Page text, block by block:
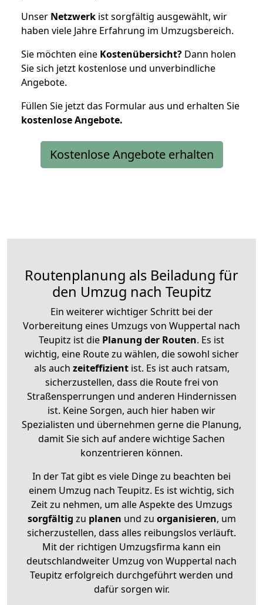
Unser Netzwerk ist sorgfältig ausgewählt, wir
haben viele Jahre Erfahrung im Umzugsbereich.
Sie möchten eine Kostenübersicht? Dann holen
Sie sich jetzt kostenlose und unverbindliche
Angebote.
Füllen Sie jetzt das Formular aus und erhalten Sie
kostenloseAngebote.
Kostenlose Angebote erhalten
Routenplanung als Beiladung für
den Umzug nach Teupitz
Ein weiterer wichtiger Schritt bei der
Vorbereitung eines Umzugs von Wuppertal nach
Teupitz ist die Planung der Routen. Es ist
wichtig, eine Route zu wählen, die sowohl sicher
als auch zeiteffizientist. Es ist auch ratsam,
sicherzustellen, dass die Route frei von
Straßensperrungen und anderen Hindernissen
ist. Keine Sorgen, auch hier haben wir
Spezialisten und übernehmen gerne die Planung,
damit Sie sich auf andere wichtige Sachen
konzentrieren können.
In der Tat gibt es viele Dinge zu beachten bei
einem Umzug nach Teupitz. Es ist wichtig, sich
Zeit zu nehmen, um alle Aspekte des Umzugs
sorgfältig zu planen und zu organisieren, um
sicherzustellen, dass alles reibungslos verläuft.
Mit der richtigen Umzugsfirma kann ein
deutschlandweiter Umzug von Wuppertal nach
Teupitz erfolgreich durchgeführt werden und
dafür sorgen wir.